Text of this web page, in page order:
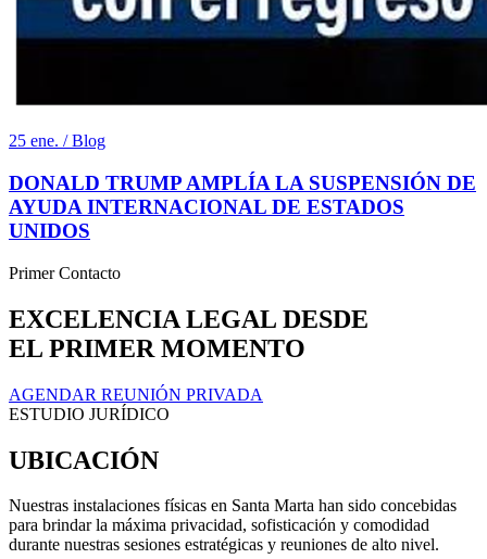
25 ene. / Blog
DONALD TRUMP AMPLÍA LA SUSPENSIÓN DE
AYUDA INTERNACIONAL DE ESTADOS
UNIDOS
Primer Contacto
EXCELENCIA LEGAL DESDE
EL PRIMER MOMENTO
AGENDAR REUNIÓN PRIVADA
ESTUDIO JURÍDICO
UBICACIÓN
Nuestras instalaciones físicas en Santa Marta han sido concebidas
para brindar la máxima privacidad, sofisticación y comodidad
durante nuestras sesiones estratégicas y reuniones de alto nivel.